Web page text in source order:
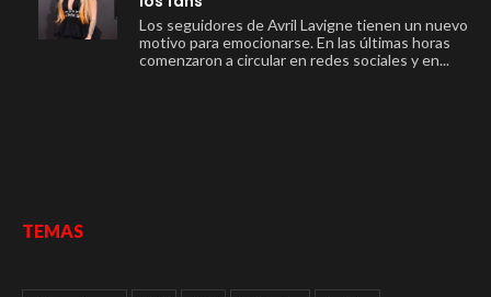
Los seguidores de Avril Lavigne tienen un nuevo
motivo para emocionarse. En las últimas horas
comenzaron a circular en redes sociales y en...
TEMAS